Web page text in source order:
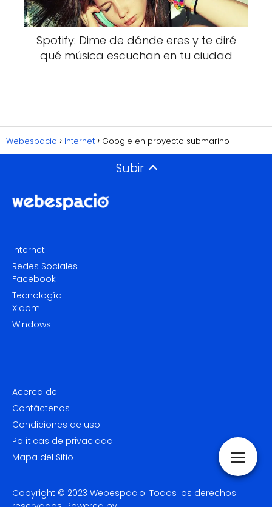
Spotify: Dime de dónde eres y te diré
qué música escuchan en tu ciudad
Webespacio Internet Google en proyecto submarino
Subir
Internet
Redes Sociales
Facebook
Tecnología
Xiaomi
Windows
Acerca de
Contáctenos
Condiciones de uso
Políticas de privacidad
Mapa del Sitio
Copyright © 2023 Webespacio. Todos los derechos